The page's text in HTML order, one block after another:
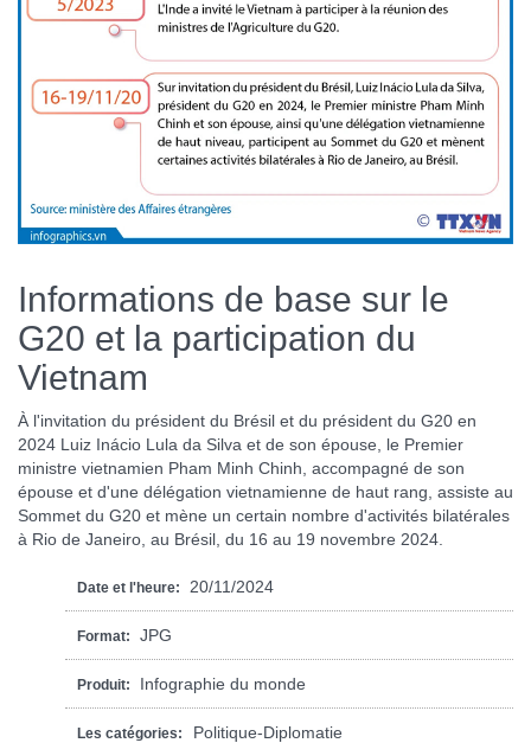
Informations de base sur le
G20 et la participation du
Vietnam
À l'invitation du président du Brésil et du président du G20 en
2024 Luiz Inácio Lula da Silva et de son épouse, le Premier
ministre vietnamien Pham Minh Chinh, accompagné de son
épouse et d'une délégation vietnamienne de haut rang, assiste au
Sommet du G20 et mène un certain nombre d'activités bilatérales
à Rio de Janeiro, au Brésil, du 16 au 19 novembre 2024.
Date et l'heure: 20/11/2024
Format: JPG
Produit: Infographie du monde
Les catégories: Politique-Diplomatie